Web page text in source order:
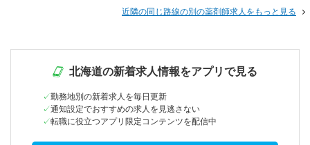
近隣の同じ路線の別の薬剤師求人をもっと見る
北海道の新着求人情報をアプリで見る
勤務地別の新着求人を毎日更新
通知設定でおすすめの求人を見逃さない
転職に役立つアプリ限定コンテンツを配信中